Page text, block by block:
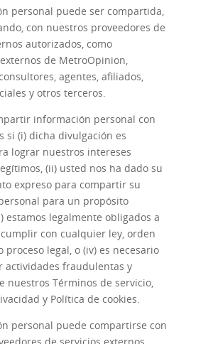
personal puede ser compartida,
con nuestros proveedores de
autorizados, como
de MetroOpinion,
agentes, afiliados,
y otros terceros.
información personal con
si (i) dicha divulgación es
lograr nuestros intereses
(ii) usted nos ha dado su
expreso para compartir su
para un propósito
estamos legalmente obligados a
con cualquier ley, orden
legal, o (iv) es necesario
actividades fraudulentas y
nuestros Términos de servicio,
y Política de cookies.
personal puede compartirse con